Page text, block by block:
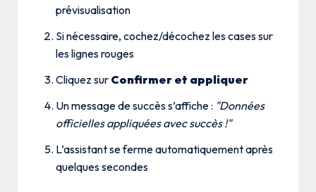
prévisualisation
Si nécessaire, cochez/décochez les cases sur
les lignes rouges
Cliquez sur Confirmer et appliquer
Un message de succès s’affiche : "Données
officielles appliquées avec succès !"
L’assistant se ferme automatiquement après
quelques secondes